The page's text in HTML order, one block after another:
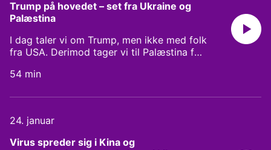
Trump på hovedet – set fra Ukraine og
Palæstina
I dag taler vi om Trump, men ikke med folk
fra USA. Derimod tager vi til Palæstina for
Trumps store fredsplan, og så spørger vi
egentlig ser på rigsretssagen. Her går
ukrainernes reaktion ovenpå efterspillet af
et telefonopkald med deres præsident,
54 min
24. januar
Virus spreder sig i Kina og